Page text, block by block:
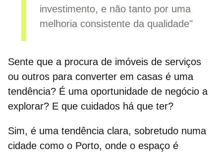
investimento, e não tanto por uma
melhoria consistente da qualidade"
Sente que a procura de imóveis de serviços
ou outros para converter em casas é uma
tendência? É uma oportunidade de negócio a
explorar? E que cuidados há que ter?
Sim, é uma tendência clara, sobretudo numa
cidade como o Porto, onde o espaço é